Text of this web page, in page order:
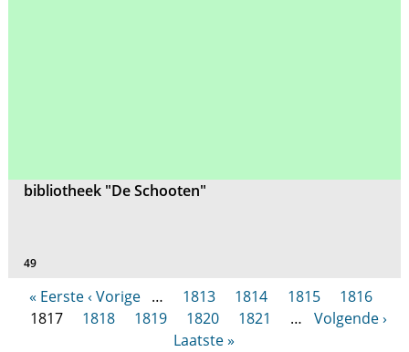
bibliotheek "De Schooten"
49
« Eerste ‹ Vorige … 1813 1814 1815
1816
1817
1818 1819 1820 1821 …
Volgende ›
Laatste »